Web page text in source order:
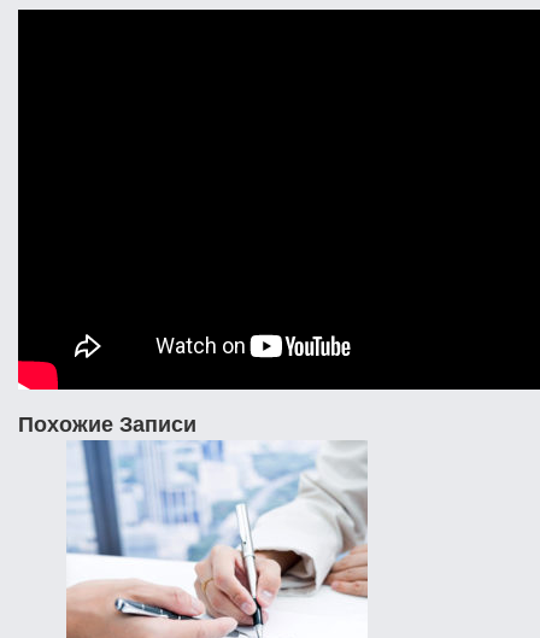
Похожие Записи